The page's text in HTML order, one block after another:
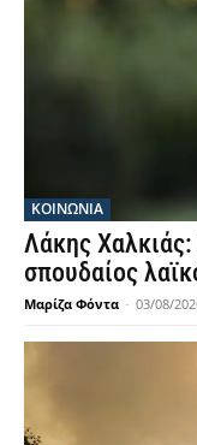
ΚΟΙΝΩΝΙΑ
Λάκης
σπουδαίος
Μαρίζα Φόντα - 03/08/